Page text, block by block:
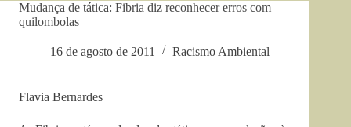
Mudança de tática: Fibria diz reconhecer erros com
quilombolas
16 de agosto de 2011 Racismo Ambiental
Flavia Bernardes